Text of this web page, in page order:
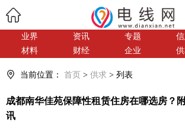
业界 资讯 专题
材料
财经 企业
当前位置： 首页 > 供求 > 列表
成都南华佳苑保障性租赁住房在哪选房？
讯